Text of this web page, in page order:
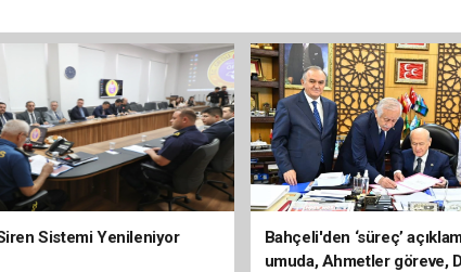
Sistemi Yenileniyor
Bahçeli'den ‘süreç’
umuda, Ahmetler göreve,